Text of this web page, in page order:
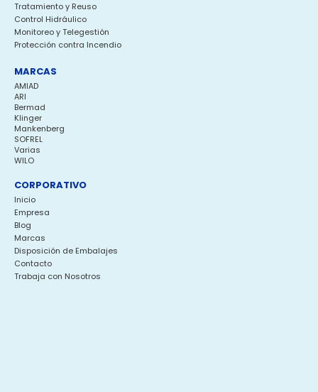
Tratamiento y Reuso
Control Hidráulico
Monitoreo y Telegestión
Protección contra Incendio
MARCAS
AMIAD
ARI
Bermad
Klinger
Mankenberg
SOFREL
Varias
WILO
CORPORATIVO
Inicio
Empresa
Blog
Marcas
Disposición de Embalajes
Contacto
Trabaja con Nosotros